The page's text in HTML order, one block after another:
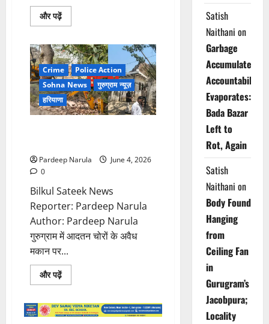
और पढ़ेंRead
more
में
2
Illegal
Colonies
पर
चला
बुलडोजर!!!
Crime
Police Action
Sohna News
गुरुग्राम न्यूज़
हरियाणा
Pardeep Narula
June 4, 2026
0
Bilkul Sateek News
Reporter: Pardeep Narula
Author: Pardeep Narula
गुरुग्राम में आदतन चोरों के अवैध
मकान पर...
और पढ़ेंRead
more
में
आदतन
Satish
Naithani on
Garbage
Accumulates,
Accountability
Evaporates:
Bada Bazar
Left to
Rot, Again
Satish
Naithani on
Body Found
Hanging
from
Ceiling Fan
in
Gurugram’s
Jacobpura;
Locality